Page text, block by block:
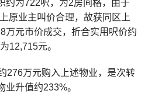
约为722呎，为2房间格，由于
原业主叫价合理，故获同区上
万元市价成交，折合实用呎价约
12,715元。
276万元购入上述物业，是次转
升值约233%。